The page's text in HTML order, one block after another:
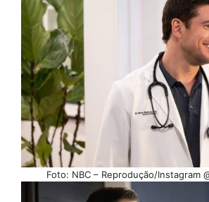
Foto: NBC – Reprodução/Instagram